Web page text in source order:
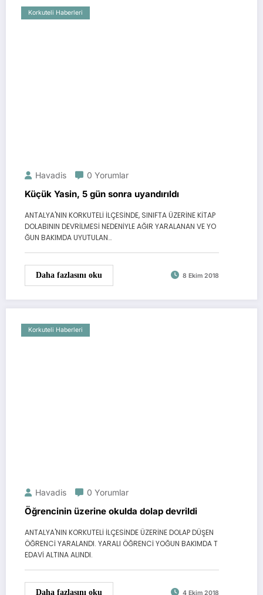
Korkuteli Haberleri
Havadis 0 Yorumlar
Küçük Yasin, 5 gün sonra uyandırıldı
ANTALYA'NIN KORKUTELİ İLÇESİNDE, SINIFTA ÜZERİNE KİTAP
DOLABININ DEVRİLMESİ NEDENİYLE AĞIR YARALANAN VE YO
ĞUN BAKIMDA UYUTULAN…
Daha fazlasını oku 8 Ekim 2018
Korkuteli Haberleri
Havadis 0 Yorumlar
Öğrencinin üzerine okulda dolap devrildi
ANTALYA'NIN KORKUTELİ İLÇESİNDE ÜZERİNE DOLAP DÜŞEN
ÖĞRENCİ YARALANDI. YARALI ÖĞRENCİ YOĞUN BAKIMDA T
EDAVİ ALTINA ALINDI.
Daha fazlasını oku 4 Ekim 2018